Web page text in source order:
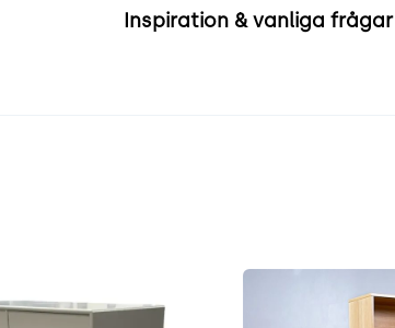
Inspiration & vanliga frågar